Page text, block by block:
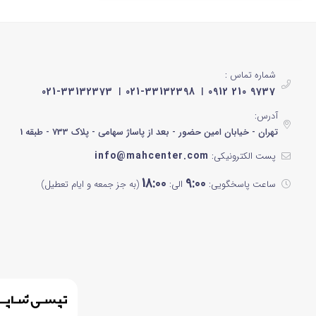
سیلور
مشکی نقره ای
سفید و آبی
مشکی پنل سفید
شماره تماس :
0912 210 9737
021-33132398
021-33132373
آدرس:
تهران - خیابان امین حضور - بعد از پاساژ سهامی - پلاک 733 - طبقه 1
پست الکترونیکی: info@mahcenter.com
ساعت پاسخگویی: 9:00 الی: 18:00(به جز جمعه و ایام تعطیل)